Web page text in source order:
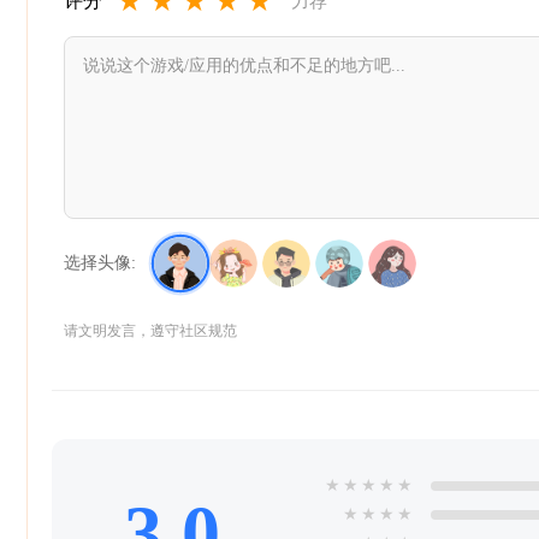
选择头像:
请文明发言，遵守社区规范
★ ★ ★ ★ ★
★ ★ ★ ★